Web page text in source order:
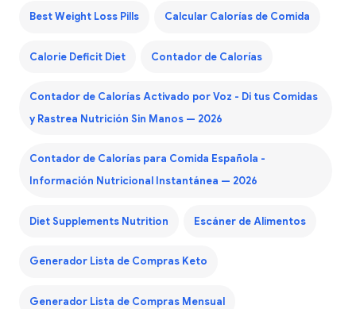
Best Weight Loss Pills Calcular Calorías de Comida
Calorie Deficit Diet Contador de Calorías
Contador de Calorías Activado por Voz - Di tus Comidas
y Rastrea Nutrición Sin Manos — 2026
Contador de Calorías para Comida Española -
Información Nutricional Instantánea — 2026
Diet Supplements Nutrition Escáner de Alimentos
Generador Lista de Compras Keto
Generador Lista de Compras Mensual